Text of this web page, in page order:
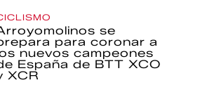
se
para coronar a
nuevos campeones
España de BTT XCO
XCR